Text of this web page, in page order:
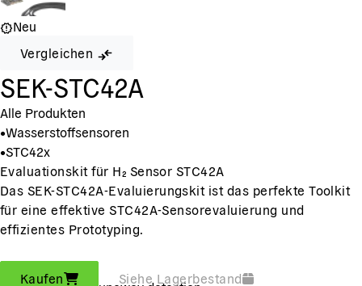
Neu
Vergleichen
SEK-STC42A
Alle Produkten
•Wasserstoffsensoren
•STC42x
Evaluationskit für H₂ Sensor STC42A
Das SEK-STC42A-Evaluierungskit ist das perfekte Toolkit
für eine effektive STC42A-Sensorevaluierung und
effizientes Prototyping.
Anwendung:
Kaufen Siehe Lagerbestand